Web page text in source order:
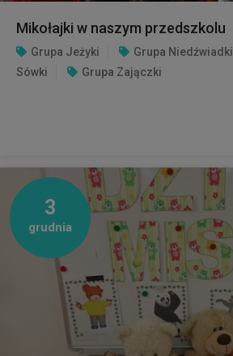
Mikołajki w naszym przedszkolu
Grupa Jeżyki Grupa Niedźwiadki
Sówki
Grupa Zajączki
3
grudnia